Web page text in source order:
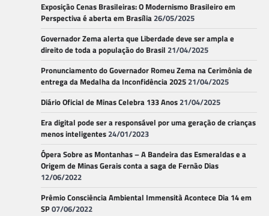
Exposição Cenas Brasileiras: O Modernismo Brasileiro em
Perspectiva é aberta em Brasília26/05/2025
Governador Zema alerta que Liberdade deve ser ampla e
direito de toda a população do Brasil 21/04/2025
Pronunciamento do Governador Romeu Zema na Cerimônia de
entrega da Medalha da Inconfidência 202521/04/2025
Diário Oficial de Minas Celebra 133 Anos21/04/2025
Era digital pode ser a responsável por uma geração de crianças
menos inteligentes24/01/2023
Ópera Sobre as Montanhas – A Bandeira das Esmeraldas e a
Origem de Minas Gerais conta a saga de Fernão Dias
12/06/2022
Prêmio Consciência Ambiental Immensità Acontece Dia 14 em
SP07/06/2022